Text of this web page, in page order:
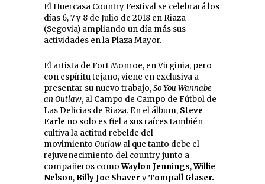
El Huercasa Country Festival se celebrará los
días 6, 7 y 8 de Julio de 2018 en Riaza
(Segovia) ampliando un día más sus
actividades en la Plaza Mayor.
El artista de Fort Monroe, en Virginia, pero
con espíritu tejano, viene en exclusiva a
presentar su nuevo trabajo,So You Wannabe
an Outlaw, al Campo de Campo de Fútbol de
Las Delicias de Riaza. En el álbum, Steve
Earle no solo es fiel a sus raíces también
cultiva la actitud rebelde del
movimiento Outlaw al que tanto debe el
rejuvenecimiento del country junto a
compañeros comoWaylon Jennings,Willie
Nelson, Billy Joe ShaveryTompall Glaser.